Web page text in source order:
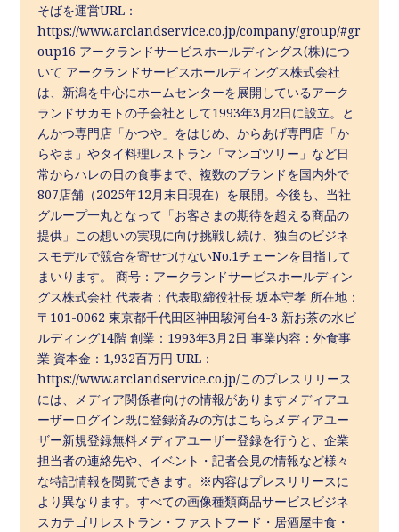
そばを運営URL：
https://www.arclandservice.co.jp/company/group/#gr
oup16 アークランドサービスホールディングス(株)につ
いて アークランドサービスホールディングス株式会社
は、新潟を中心にホームセンターを展開しているアーク
ランドサカモトの子会社として1993年3月2日に設立。と
んかつ専門店「かつや」をはじめ、からあげ専門店「か
らやま」やタイ料理レストラン「マンゴツリー」など日
常からハレの日の食事まで、複数のブランドを国内外で
807店舗（2025年12月末日現在）を展開。今後も、当社
グループ一丸となって「お客さまの期待を超える商品の
提供」この想いの実現に向け挑戦し続け、独自のビジネ
スモデルで競合を寄せつけないNo.1チェーンを目指して
まいります。 商号：アークランドサービスホールディン
グス株式会社 代表者：代表取締役社長 坂本守孝 所在地：
〒101-0062 東京都千代田区神田駿河台4-3 新お茶の水ビ
ルディング14階 創業：1993年3月2日 事業内容：外食事
業 資本金：1,932百万円 URL：
https://www.arclandservice.co.jp/このプレスリリース
には、メディア関係者向けの情報がありますメディアユ
ーザーログイン既に登録済みの方はこちらメディアユー
ザー新規登録無料メディアユーザー登録を行うと、企業
担当者の連絡先や、イベント・記者会見の情報など様々
な特記情報を閲覧できます。※内容はプレスリリースに
より異なります。すべての画像種類商品サービスビジネ
スカテゴリレストラン・ファストフード・居酒屋中食・